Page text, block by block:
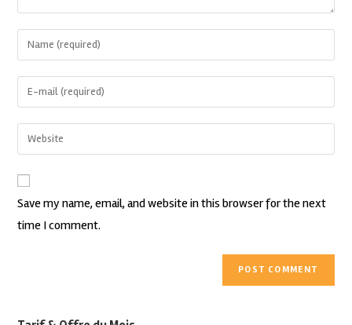
Save my name, email, and website in this browser for the next
time I comment.